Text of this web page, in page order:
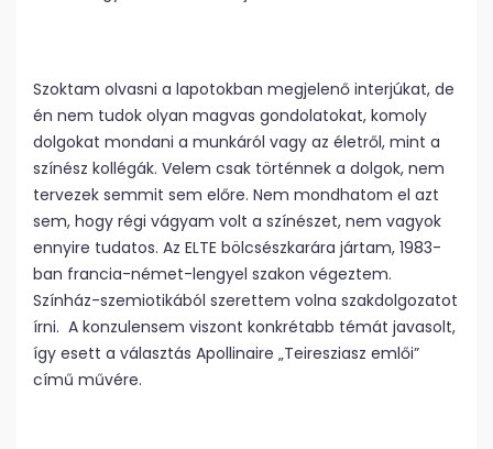
Szoktam olvasni a lapotokban megjelenő interjúkat, de
én nem tudok olyan magvas gondolatokat, komoly
dolgokat mondani a munkáról vagy az életről, mint a
színész kollégák. Velem csak történnek a dolgok, nem
tervezek semmit sem előre. Nem mondhatom el azt
sem, hogy régi vágyam volt a színészet, nem vagyok
ennyire tudatos. Az ELTE bölcsészkarára jártam, 1983-
ban francia-német-lengyel szakon végeztem.
Színház-szemiotikából szerettem volna szakdolgozatot
írni. A konzulensem viszont konkrétabb témát javasolt,
így esett a választás Apollinaire „Teiresziasz emlői”
című művére.